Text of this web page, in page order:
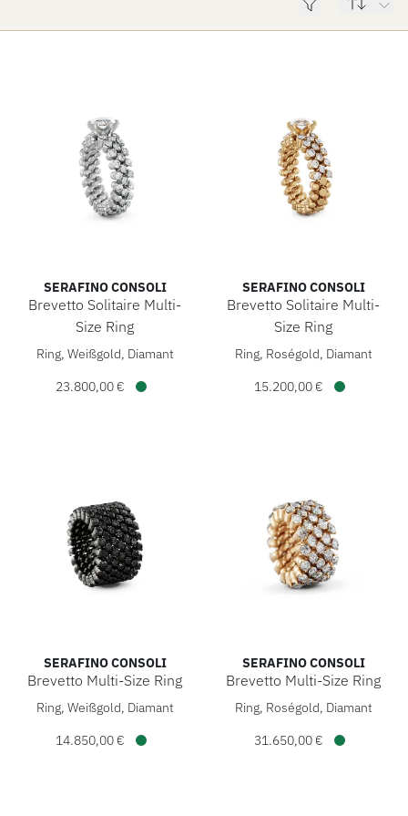
ROLEX CERTIFIED PRE-OWNED
LUXURY DEALS
HOCHZEIT
ACCESSOIRES
SERAFINO CONSOLI
Brevetto Solitaire Multi-
Size Ring
Serafino Consoli Brevetto Solitaire Multi-Size Ring, Ref:
Ring, Weißgold, Diamant
23.800,00 €
SERAFINO CONSOLI
Brevetto Solitaire Multi-
Size Ring
Serafino Consoli Brevetto
Ring, Roségold, Diamant
15.200,00 €
SERAFINO CONSOLI
Brevetto Multi-Size Ring
Serafino Consoli Brevetto Multi-Size Ring, Ref: RMS 7F2
Ring, Weißgold, Diamant
14.850,00 €
SERAFINO CONSOLI
Brevetto Multi-Size Ring
Serafino Consoli Brevetto
Ring, Roségold, Diamant
31.650,00 €